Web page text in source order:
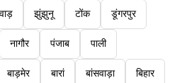
झुंझुनू टोंक डूंगरपुर
नागौर पंजाब पाली
बाड़मेर बारां बांसवाड़ा बिहार